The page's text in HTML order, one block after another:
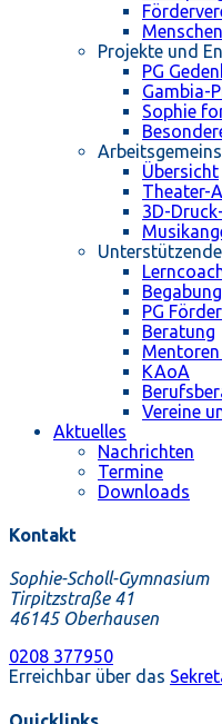
Projekte und
PG
Gambia-
Sophie
Übersicht
Theater-
3D-
PG
Beratung
KAoA
Vereine
Aktuelles
Nachrichten
Termine
Downloads
Kontakt
Sophie-Scholl-Gymnasium
Tirpitzstraße 41
46145 Oberhausen
0208 377950
Erreichbar über das